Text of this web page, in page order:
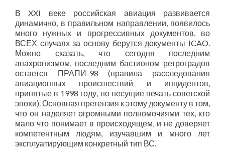
В XXI веке российская авиация развивается
динамично, в правильном направлении, появилось
много нужных и прогрессивных документов, во
ВСЕХ случаях за основу берутся документы ICAO.
Можно сказать, что сегодня последним
анахронизмом, последним бастионом ретроградов
остается ПРАПИ-98 (правила расследования
авиационных происшествий и инцидентов,
принятые в 1998 году, но несущие печать советской
эпохи). Основная претензия к этому документу в том,
что он наделяет огромными полномочиями тех, кто
мало что понимает в происходящем, и не доверяет
компетентным людям, изучавшим и много лет
эксплуатирующим конкретный тип ВС.